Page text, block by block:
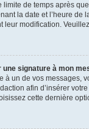
de temps après
la date et l’heure de
leur modification.
signature à mon
à un de vos messages,
afin d’insérer
cette dernière